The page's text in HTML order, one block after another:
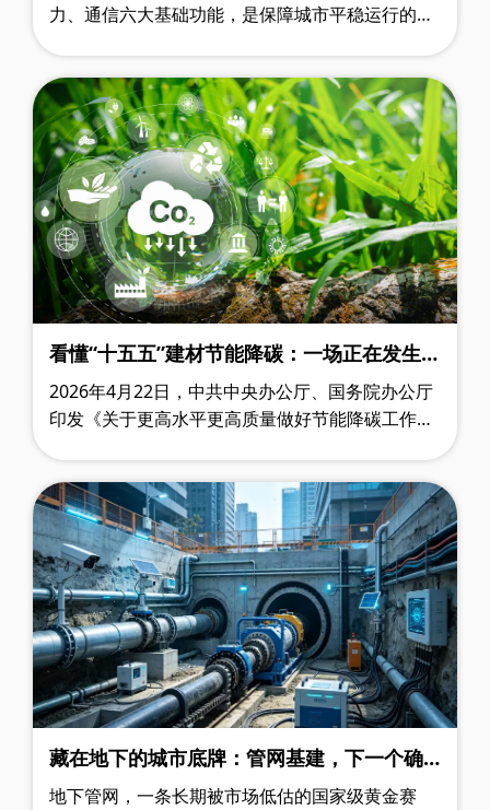
力、通信六大基础功能，是保障城市平稳运行的生
看懂“十五五”建材节能降碳：一场正在发生
的“底层逻辑革命”
2026年4月22日，中共中央办公厅、国务院办公厅
印发《关于更高水平更高质量做好节能降碳工作的
藏在地下的城市底牌：管网基建，下一个确
定性红利赛道
地下管网，一条长期被市场低估的国家级黄金赛